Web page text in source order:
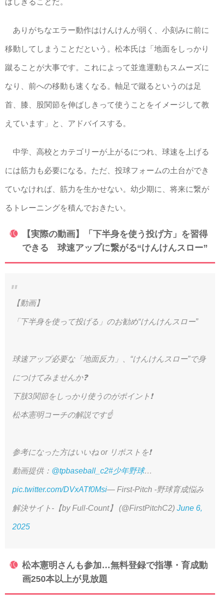
ばしきることだ。
ありがちなエラー動作はけんけんが弱く、小刻みに前に
移動してしまうことだという。松本氏は「地面をしっかり
蹴ることが大事です。これによって並進運動もスムーズに
なり、前への移動も速くなる。軸足で蹴るというのは足
首、膝、股関節を伸ばしきって使うことをイメージして教
えています」と、アドバイスする。
中学、高校とカテゴリーが上がるにつれ、球速を上げる
には筋力も必要になる。ただ、投球フォームの土台ができ
ていなければ、筋力を生かせない。幼少期に、将来に繋が
るトレーニングを積んでおきたい。
【実際の動画】「下半身を使う投げ方」を習得
できる 球速アップに繋がる“けんけんスロー”
【動画】
「下半身を使って投げる」のお勧め“けんけんスロー”
球速アップ必要な「地面反力」、“けんけんスロー”で身
につけてみませんか❓
下肢3関節をしっかり使うのがポイント❗️
松本憲明コーチの解説です☝️
参考になった方はいいね or リポストを❗️
動画提供： @tpbaseball_c2#少年野球…
pic.twitter.com/DVxATf0Msi— First-Pitch -野球育成悩み
解決サイト-【by Full-Count】 (@FirstPitchC2) June 6,
2025
松本憲明さんも参加…無料登録で指導・育成動
画250本以上が見放題